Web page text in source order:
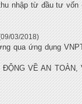
nhập từ đầu tư vốn
03/2018)
qua ứng dụng
VỀ AN